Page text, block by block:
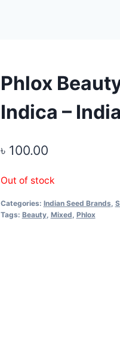
Phlox
Indica –
৳ 100.00
Out of stock
Categories: Indian Seed Brands
Tags: Beauty, Mixed Phlox